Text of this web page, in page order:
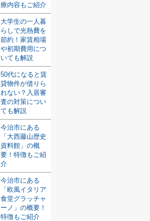
療内容もご紹介
大学生の一人暮
らしで光熱費を
節約！家賃相場
や初期費用につ
いても解説
50代になると賃
貸物件が借りら
れない？入居審
査の対策につい
ても解説
今治市にある
「大西藤山歴史
資料館」の概
要！特徴もご紹
介
今治市にある
「欧風イタリア
食堂グラッチャ
ーノ」の概要！
特徴もご紹介